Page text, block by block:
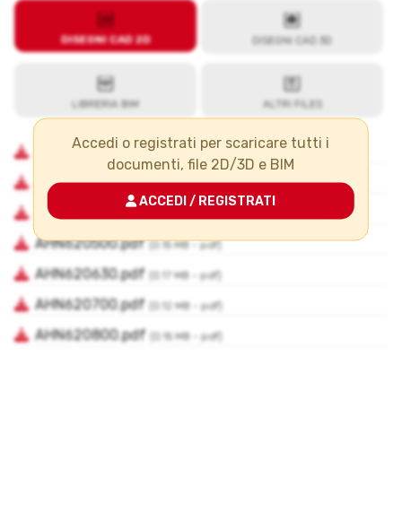
Accedi o registrati per scaricare tutti i
documenti, file 2D/3D e BIM
ACCEDI / REGISTRATI